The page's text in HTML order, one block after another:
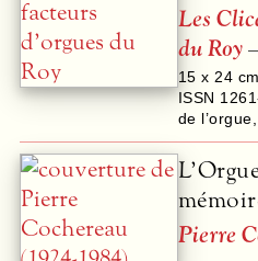
Les
du Roy–
15 x 24 cm
ISSN
de l’orgue,
Pierre